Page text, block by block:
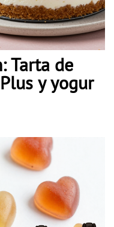
Tarta de
y yogur